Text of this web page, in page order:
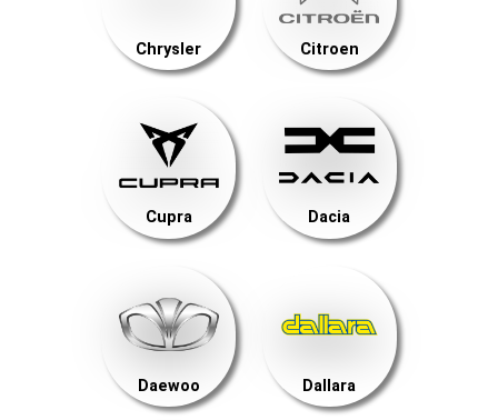
Chrysler Citroen
Cupra Dacia
Daewoo Dallara